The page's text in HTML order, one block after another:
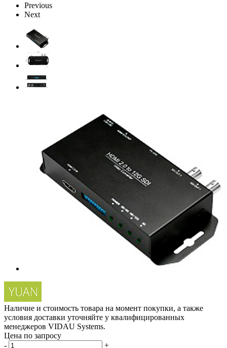
Previous
Next
Наличие и стоимость товара на момент покупки, а также
условия доставки уточняйте у квалифицированных
менеджеров VIDAU Systems.
Цена по запросу
-
+